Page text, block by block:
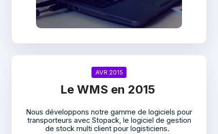
AVR 2015
Le WMS en 2015
Nous développons notre gamme de logiciels pour
transporteurs avec Stopack, le logiciel de gestion
de stock multi client pour logisticiens.